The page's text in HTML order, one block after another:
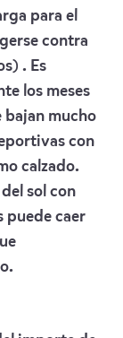
para el
contra
. Es
los meses
bajan mucho
con
calzado.
sol con
puede caer